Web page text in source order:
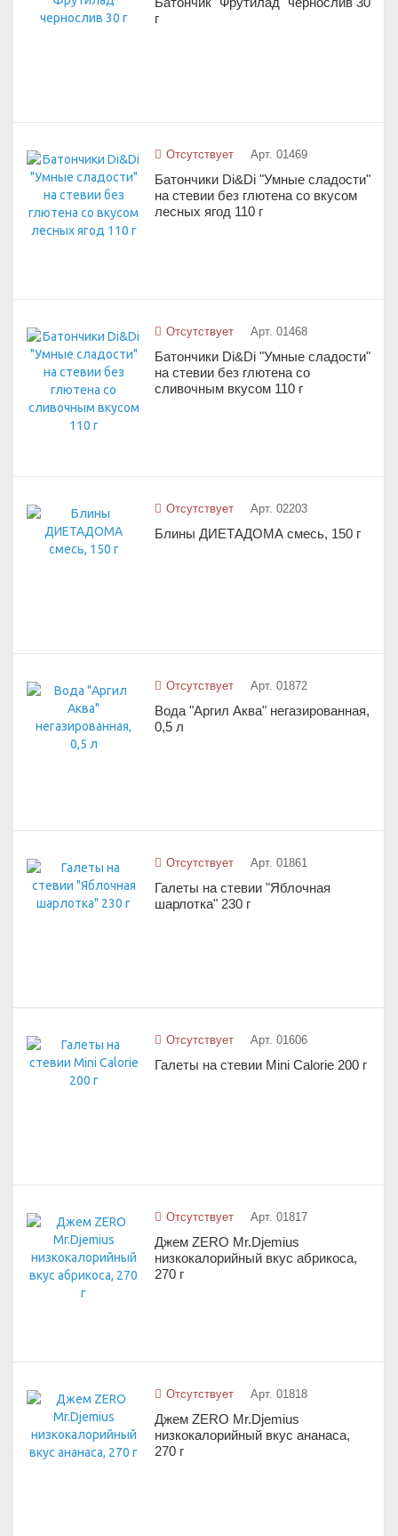
г
Отсутствует Арт. 01469
Батончики Di&Di "Умные сладости"
на стевии без глютена со вкусом
лесных ягод 110 г
Отсутствует Арт. 01468
Батончики Di&Di "Умные сладости"
на стевии без глютена со
сливочным вкусом 110 г
Отсутствует Арт. 02203
Блины ДИЕТАДОМА смесь, 150 г
Отсутствует Арт. 01872
Вода "Аргил Аква" негазированная,
0,5 л
Отсутствует Арт. 01861
Галеты на стевии "Яблочная
шарлотка" 230 г
Отсутствует Арт. 01606
Галеты на стевии Mini Calorie 200 г
Отсутствует Арт. 01817
Джем ZERO Mr.Djemius
низкокалорийный вкус абрикоса,
270 г
Отсутствует Арт. 01818
Джем ZERO Mr.Djemius
низкокалорийный вкус ананаса,
270 г